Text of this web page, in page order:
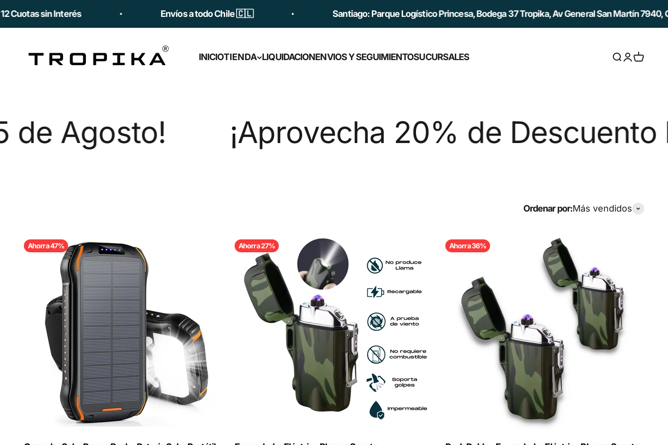
sin Interés Envíos a todo Chile 🇨🇱 Santiago: Parque Logístico Princesa, Bodega 37 Tropika, Av General San Martín 7940,
INICIOTIENDA LIQUIDACIONENVIOS Y SEGUIMIENTOSUCURSALES
Tropika
AbrirAbrirAbrir
¡Aprovecha 20% de Descuento
Ordenar por:Más vendidos
Ahorra 47% Ahorra 27% Ahorra 36%